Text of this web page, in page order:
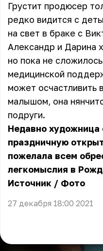
Грустит продюсер
редко видится с
на свет в браке с
Александр и Дарина
но пока не
медицинской
может осчастливить
малышом, она
подруги.
Недавно художница
праздничную
пожелала всем
легкомыслия в
Источник / Фото
27 декабря 18:00 2021